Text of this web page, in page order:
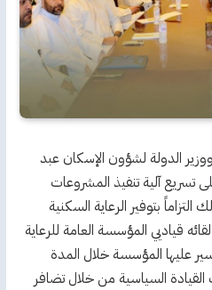
الدولة لشؤون الإسكان عبد
تسريع آلية تنفيذ المشروعات
بتوفير الرعاية السكنية
قياديي المؤسسة العامة للرعاية
عليها المؤسسة خلال المدة
السياسية من خلال تضافر